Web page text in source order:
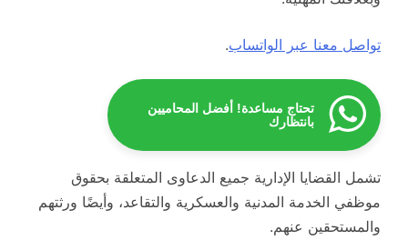
تواصل معنا عبر الواتساب.
تحتاج مساعدة! أفضل المحاميين
بانتظارك
تشمل القضايا الإدارية جميع الدعاوى المتعلقة بحقوق
موظفي الخدمة المدنية والعسكرية والتقاعد، وأيضًا ورثتهم
والمستحقين عنهم.